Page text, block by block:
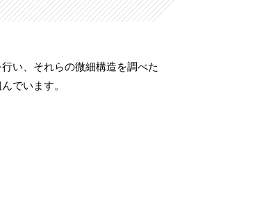
い、それらの微細構造を調べた
でいます。